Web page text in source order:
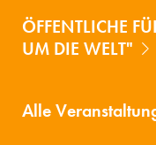
ÖFFENTLICHE
UM DIE WELT"
Alle